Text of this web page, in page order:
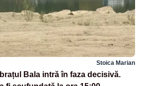
Stoica Marian
Bala intră în faza decisivă.